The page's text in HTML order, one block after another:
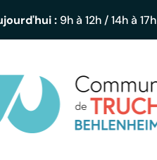
: 9h à 12h / 14h à 17h